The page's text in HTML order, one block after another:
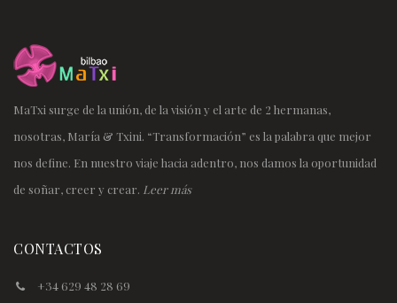
MaTxi surge de la unión, de la visión y el arte de 2 hermanas,
nosotras, María & Txini. “Transformación” es la palabra que mejor
nos define. En nuestro viaje hacia adentro, nos damos la oportunidad
de soñar, creer y crear. Leer más
CONTACTOS
+34 629 48 28 69